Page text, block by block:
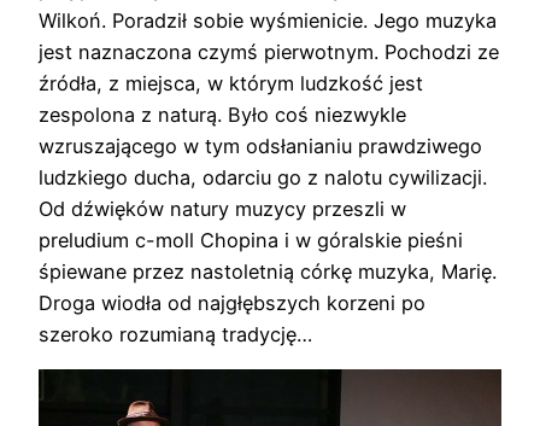
Wilkoń. Poradził sobie wyśmienicie. Jego muzyka
jest naznaczona czymś pierwotnym. Pochodzi ze
źródła, z miejsca, w którym ludzkość jest
zespolona z naturą. Było coś niezwykle
wzruszającego w tym odsłanianiu prawdziwego
ludzkiego ducha, odarciu go z nalotu cywilizacji.
Od dźwięków natury muzycy przeszli w
preludium c-moll Chopina i w góralskie pieśni
śpiewane przez nastoletnią córkę muzyka, Marię.
Droga wiodła od najgłębszych korzeni po
szeroko rozumianą tradycję…